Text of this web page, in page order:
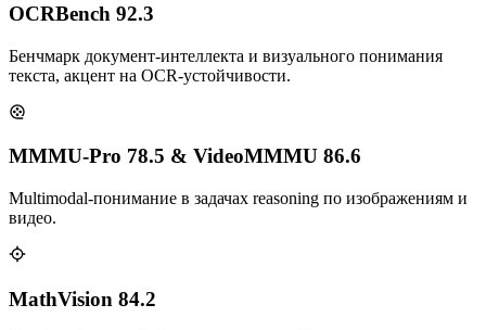
OCRBench 92.3
Бенчмарк документ‑интеллекта и визуального понимания
текста, акцент на OCR‑устойчивости.
MMMU-Pro 78.5 & VideoMMMU 86.6
Multimodal‑понимание в задачах reasoning по изображениям и
видео.
MathVision 84.2